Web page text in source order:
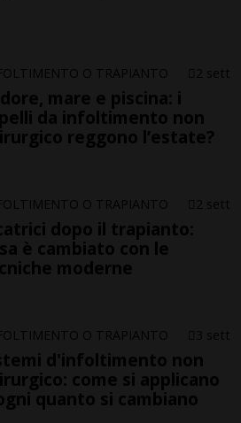
O TRAPIANTO 2 sett
mare e piscina: i
da infoltimento non
reggono l’estate?
O TRAPIANTO 2 sett
dopo il trapianto:
è cambiato con le
moderne
O TRAPIANTO 3 sett
d'infoltimento non
come si applicano
quanto si cambiano